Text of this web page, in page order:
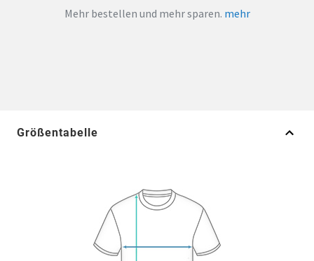
Mehr bestellen und mehr sparen. mehr
Größentabelle